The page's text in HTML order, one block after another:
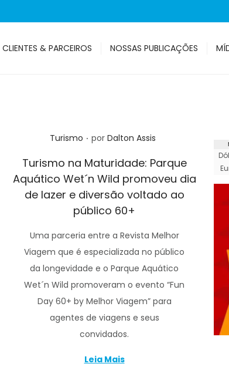
CLIENTES & PARCEIROS NOSSAS PUBLICAÇÕES
Posted in
Turismo . por Dalton Assis
Turismo na Maturidade: Parque
Aquático Wet´n Wild promoveu dia
de lazer e diversão voltado ao
público 60+
Uma parceria entre a Revista Melhor
Viagem que é especializada no público
da longevidade e o Parque Aquático
Wet´n Wild promoveram o evento “Fun
Day 60+ by Melhor Viagem” para
agentes de viagens e seus
convidados.
Leia Mais